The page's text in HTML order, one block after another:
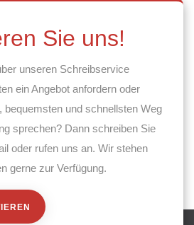
Sie uns!
unseren Schreibservice
ein Angebot anfordern oder
bequemsten und schnellsten Weg
sprechen? Dann schreiben Sie
oder rufen uns an. Wir stehen
gerne zur Verfügung.